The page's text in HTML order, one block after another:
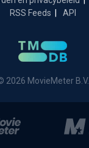
RSS Feeds
API
2026 MovieMeter B.V.